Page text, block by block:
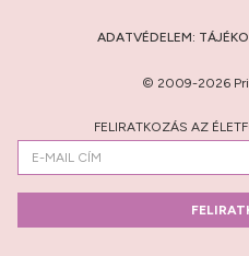
ADATVÉDELEM:
© 2009-2026
FELIRATKOZÁS AZ